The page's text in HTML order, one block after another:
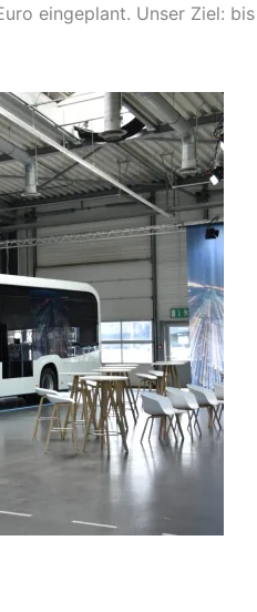
eingeplant. Unser Ziel: bis